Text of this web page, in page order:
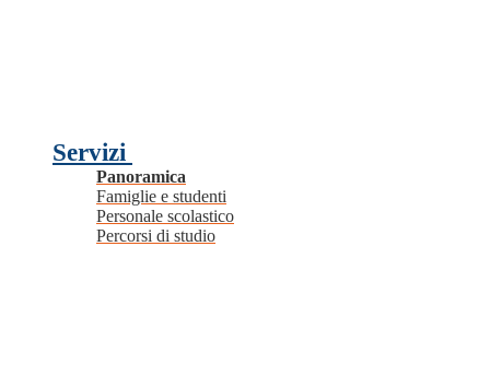
Servizi
Panoramica
Famiglie e studenti
Personale scolastico
Percorsi di studio